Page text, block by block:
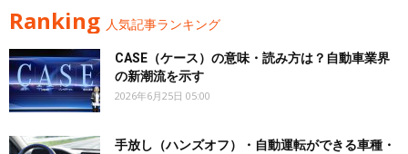
Ranking 人気記事ランキング
CASE（ケース）の意味・読み方は？自動車業界
の新潮流を示す
2026年6月25日 05:00
手放し（ハンズオフ）・自動運転ができる車種・